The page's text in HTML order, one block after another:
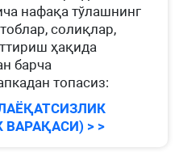
нафақа тўлашнинг
солиқлар,
ҳақида
барча
топасиз:
> >